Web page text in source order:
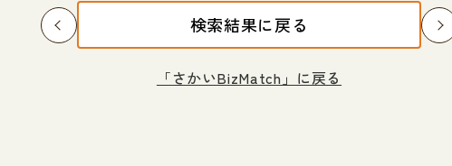
検索結果に戻る
「さかいBizMatch」に戻る